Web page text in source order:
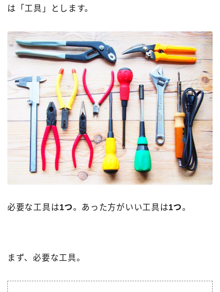
は「工具」とします。
必要な工具は1つ。あった方がいい工具は1つ。
まず、必要な工具。